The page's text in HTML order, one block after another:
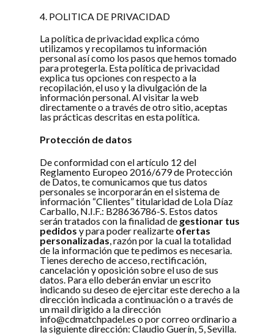
4. POLITICA DE PRIVACIDAD
La política de privacidad explica cómo
utilizamos y recopilamos tu información
personal así como los pasos que hemos tomado
para protegerla. Esta política de privacidad
explica tus opciones con respecto a la
recopilación, el uso y la divulgación de la
información personal. Al visitar la web
directamente o a través de otro sitio, aceptas
las prácticas descritas en esta política.
Protección de datos
De conformidad con el artículo 12 del
Reglamento Europeo 2016/679 de Protección
de Datos, te comunicamos que tus datos
personales se incorporarán en el sistema de
información “Clientes” titularidad de Lola Díaz
Carballo, N.I.F.: B28636786-S. Estos datos
serán tratados con la finalidad de gestionar tus
pedidos y para poder realizarte ofertas
personalizadas, razón por la cual la totalidad
de la información que te pedimos es necesaria.
Tienes derecho de acceso, rectificación,
cancelación y oposición sobre el uso de sus
datos. Para ello deberán enviar un escrito
indicando su deseo de ejercitar este derecho a la
dirección indicada a continuación o a través de
un mail dirigido a la dirección
info@cdmatchpadel.es o por correo ordinario a
la siguiente dirección: Claudio Guerín, 5, Sevilla.